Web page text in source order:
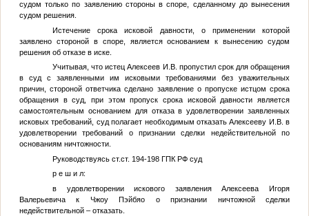
судом только по заявлению стороны в споре, сделанному до вынесения
судом решения.
Истечение срока исковой давности, о применении которой
заявлено стороной в споре, является основанием к вынесению судом
решения об отказе в иске.
Учитывая, что истец Алексеев И.В. пропустил срок для обращения
в суд с заявленными им исковыми требованиями без уважительных
причин, стороной ответчика сделано заявление о пропуске истцом срока
обращения в суд, при этом пропуск срока исковой давности является
самостоятельным основанием для отказа в удовлетворении заявленных
исковых требований, суд полагает необходимым отказать Алексееву И.В. в
удовлетворении требований о признании сделки недействительной по
основаниям ничтожности.
Руководствуясь ст.ст. 194-198 ГПК РФ суд
р е ш и л:
в удовлетворении искового заявления Алексеева Игоря
Валерьевича к Чжоу Пэйбяо о признании ничтожной сделки
недействительной – отказать.